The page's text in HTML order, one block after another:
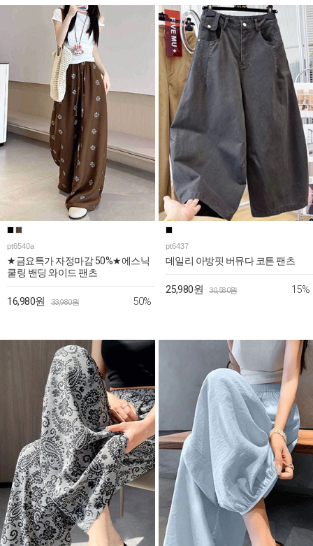
pt6540a
★금요특가 자정마감 50%★에스닉
쿨링 밴딩 와이드 팬츠
16,980원 33,980원 50%
pt6437
데일리 아방핏 버뮤다 코튼 팬츠
25,980원 30,580원 15%